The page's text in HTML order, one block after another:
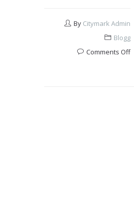
By Citymark Admin
Blogg
Comments Offon